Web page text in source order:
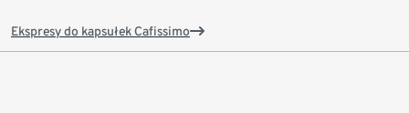
Ekspresy do kapsułek Cafissimo